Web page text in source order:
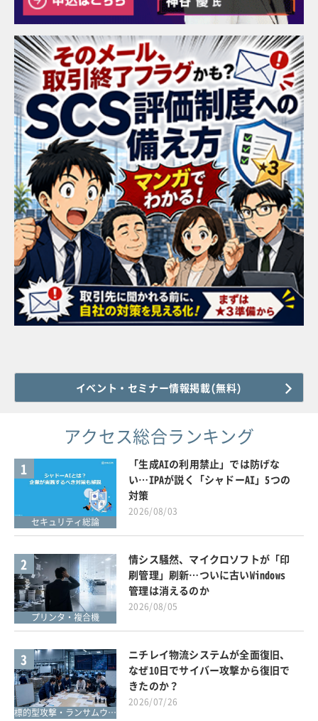
イベント・セミナー情報掲載(無料)
アクセス総合ランキング
1
セキュリティ総論
「生成AIの利用禁止」では防げな
い…IPAが説く「シャドーAI」5つの
対策
2026/08/03
2
プリンタ・複合機
情シス騒然、マイクロソフトが「印
刷管理」刷新…ついに古いWindows
管理は消えるのか
2026/08/05
3
標的型攻撃・ランサムウェア対策
ニチレイ物流システムが全面復旧、
なぜ10日でサイバー攻撃から復旧で
きたのか？
2026/07/26